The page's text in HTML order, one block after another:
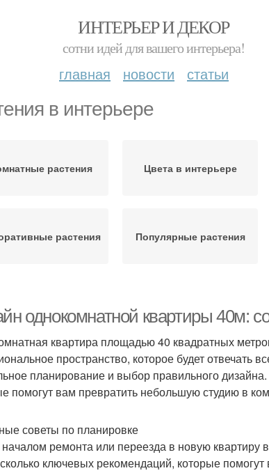
ИНТЕРЬЕР И ДЕКОР
сотни идей для вашего интерьера!
главная новости статьи
в интерьере
растения Цвета в интерьере
растения Популярные растения
однокомнатной квартиры 40м:
квартира площадью 40 квадратных
пространство, которое будет отвечать
планирование и выбор правильного
помогут вам превратить небольшую студию в
советы по планировке
ремонта или переезда в новую квартиру
ключевых рекомендаций, которые